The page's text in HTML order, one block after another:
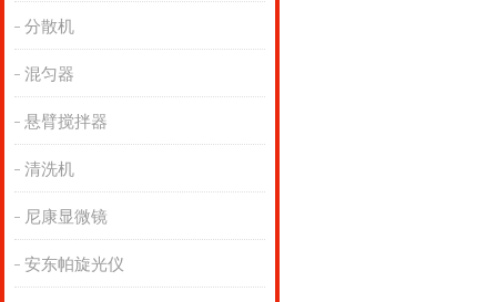
分散机
混匀器
悬臂搅拌器
清洗机
尼康显微镜
安东帕旋光仪